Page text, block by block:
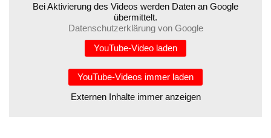
Bei Aktivierung des Videos werden Daten an Google
übermittelt.
Datenschutzerklärung von Google
YouTube-Video laden
YouTube-Videos immer laden
Externen Inhalte immer anzeigen